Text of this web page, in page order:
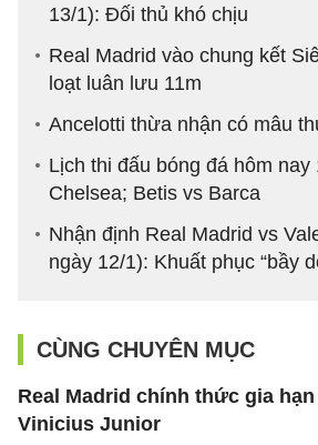
13/1): Đối thủ khó chịu
Real Madrid vào chung kết
loạt luân lưu 11m
Ancelotti thừa nhận có mâu
Lịch thi đấu bóng đá hôm nay
Chelsea; Betis vs Barca
Nhận định Real Madrid vs
ngày 12/1): Khuất phục “bầy
CÙNG CHUYÊN MỤC
Real Madrid chính thức gia
Vinicius Junior